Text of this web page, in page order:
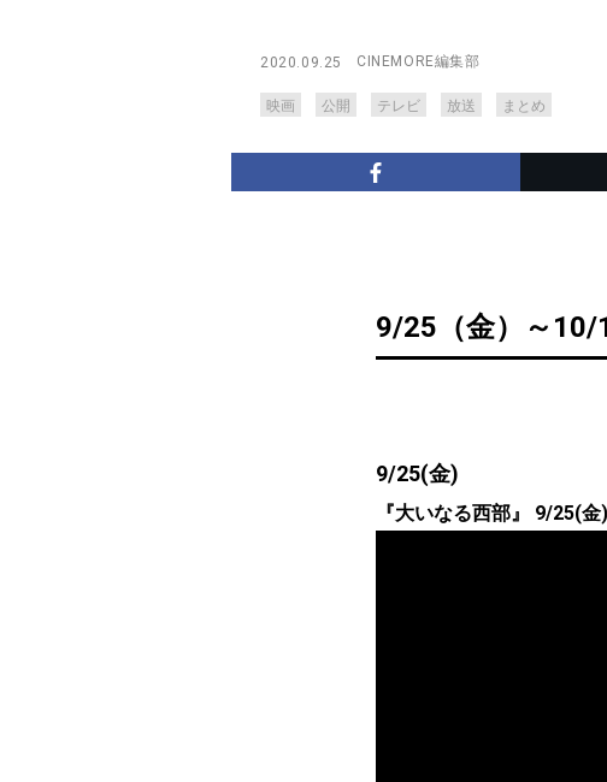
2020.09.25 CINEMORE編集部
映画 公開 テレビ 放送 まとめ
9/25（金）～10/
9/25(金)
『大いなる西部』 9/25(